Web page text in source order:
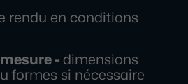
rendu en conditions
- dimensions
formes si nécessaire